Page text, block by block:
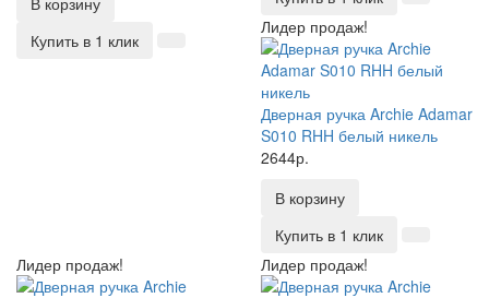
Купить в 1 клик
Лидер продаж!
Дверная ручка Archie Adamar
S010 RHH белый никель
2644р.
В корзину
Купить в 1 клик
Лидер продаж!
Лидер продаж!